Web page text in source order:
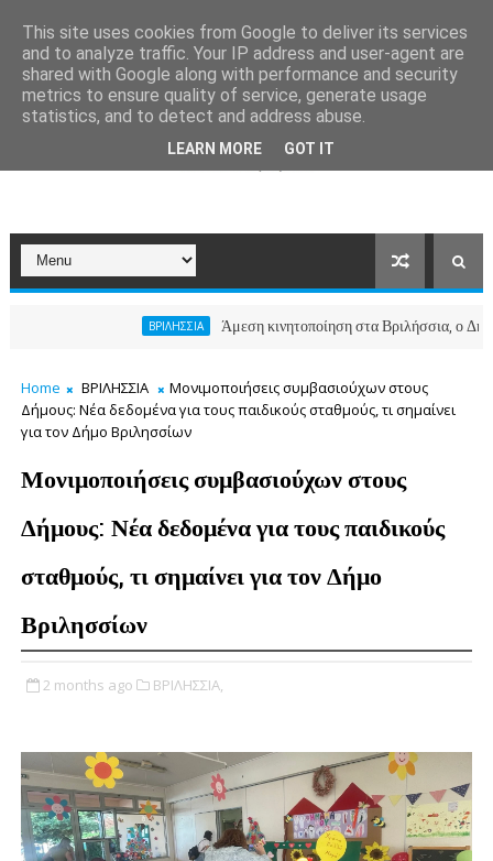
ΒΡΙΛΗΣΣΙΑ Άμεση κινητοποίηση στα Βριλήσσια, ο Δήμος
Home ΒΡΙΛΗΣΣΙΑ
Μονιμοποιήσεις συμβασιούχων στους
Δήμους: Νέα δεδομένα για τους παιδικούς σταθμούς, τι σημαίνει
για τον Δήμο Βριλησσίων
Μονιμοποιήσεις συμβασιούχων στους
Δήμους: Νέα δεδομένα για τους παιδικούς
σταθμούς, τι σημαίνει για τον Δήμο
Βριλησσίων
2 months ago ΒΡΙΛΗΣΣΙΑ,
This site uses cookies from Google to deliver its services
and to analyze traffic. Your IP address and user-agent are
shared with Google along with performance and security
metrics to ensure quality of service, generate usage
statistics, and to detect and address abuse.
LEARN MORE GOT IT